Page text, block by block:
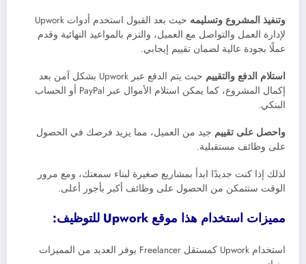
وتنفيذ المشروع وتسليمه
حيث بعد القبول استخدم أدوات Upwork
لإدارة العمل والتواصل مع العميل، والتزم بالمواعيد النهائية وقدم
عملًا بجودة عالية لضمان تقييم إيجابي.
استلام الدفع والتقييم
حيث يتم الدفع عبر Upwork بشكل آمن بعد
إكمال المشروع، كما يمكن استلام الأموال عبر PayPal أو الحساب
البنكي.
واحصل على تقييم جيد من العميل، مما يزيد فرصك في الحصول
على وظائف مستقبلية.
لذلك إذا كنت جديدًا ابدأ بمشاريع صغيرة لبناء سمعتك، ومع مرور
الوقت ستتمكن من الحصول على وظائف أكبر بأجور أعلى.
مميزات استخدام هذا موقع Upwork للتوظيف:
استخدام Upwork كمستقل Freelancer يوفر العديد من المميزات